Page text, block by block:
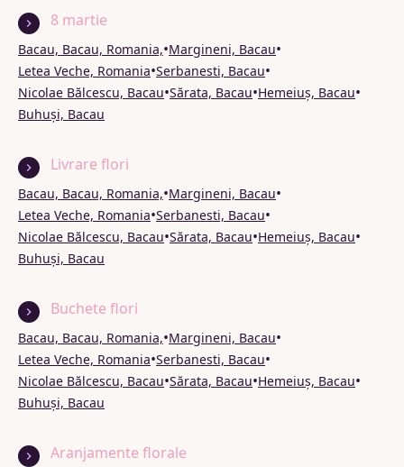
8 martie
Bacau, Bacau, Romania,•Margineni, Bacau•
Letea Veche, Romania•Serbanesti, Bacau•
Nicolae Bălcescu, Bacau•Sărata, Bacau•Hemeiuș, Bacau•
Buhuși, Bacau
Livrare flori
Bacau, Bacau, Romania,•Margineni, Bacau•
Letea Veche, Romania•Serbanesti, Bacau•
Nicolae Bălcescu, Bacau•Sărata, Bacau•Hemeiuș, Bacau•
Buhuși, Bacau
Buchete flori
Bacau, Bacau, Romania,•Margineni, Bacau•
Letea Veche, Romania•Serbanesti, Bacau•
Nicolae Bălcescu, Bacau•Sărata, Bacau•Hemeiuș, Bacau•
Buhuși, Bacau
Aranjamente florale